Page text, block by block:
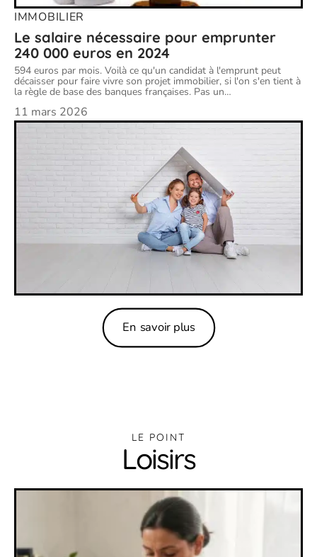
IMMOBILIER
Le salaire nécessaire pour emprunter
240 000 euros en 2024
594 euros par mois. Voilà ce qu'un candidat à l'emprunt peut
décaisser pour faire vivre son projet immobilier, si l'on s'en tient à
la règle de base des banques françaises. Pas un…
11 mars 2026
En savoir plus
LE POINT
Loisirs